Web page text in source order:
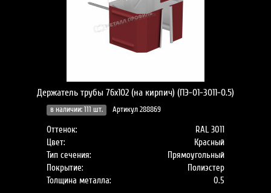
Держатель трубы 76х102 (на кирпич) (ПЭ-01-3011-0.5)
в наличии: 111 шт. Артикул 288869
Оттенок:
RAL 3011
Цвет:
Красный
Тип сечения:
Прямоугольный
Покрытие:
Полиэстер
Толщина металла:
0.5